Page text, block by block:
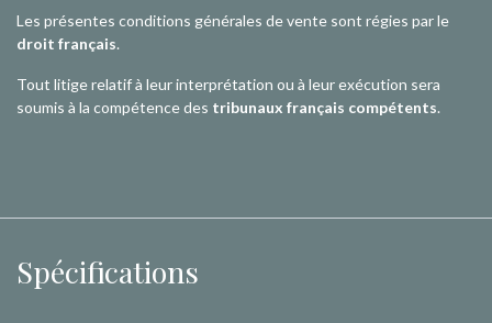
Les présentes conditions générales de vente sont régies par le
droit français.
Tout litige relatif à leur interprétation ou à leur exécution sera
soumis à la compétence des tribunaux français compétents.
Spécifications